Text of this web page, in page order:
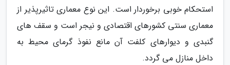
استحکام خوبی برخوردار است. این نوع معماری تاثیرپذیر از
معماری سنتی کشورهای اقتصادی و نیجر است و سقف های
گنبدی و دیوارهای کلفت آن مانع نفوذ گرمای محیط به
داخل منازل می گردد.